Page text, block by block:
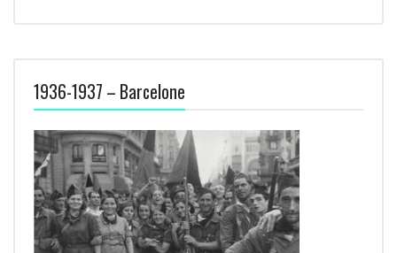
1936-1937 – Barcelone